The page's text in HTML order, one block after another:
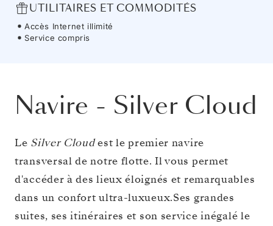
UTILITAIRES ET COMMODITÉS
Accès Internet illimité
Service compris
Navire - Silver Cloud
Le Silver Cloudest le premier navire
transversal de notre flotte. Il vous permet
d'accéder à des lieux éloignés et remarquables
dans un confort ultra-luxueux.Ses grandes
suites, ses itinéraires et son service inégalé le